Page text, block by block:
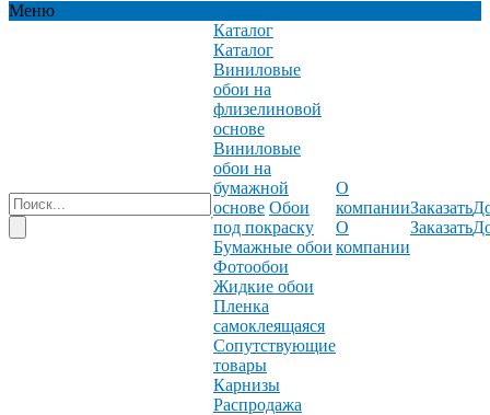
Меню
Каталог
Каталог
Виниловые
обои на
флизелиновой
основе
Виниловые
обои на
бумажной
основе Обои
под покраску
Бумажные обои
Фотообои
Жидкие обои
Пленка
самоклеящаяся
Сопутствующие
товары
Карнизы
Распродажа
О
компании
О
компании
Заказать
Заказать